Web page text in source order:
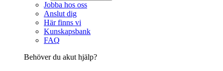
Jobba hos oss
Anslut dig
Här finns vi
Kunskapsbank
FAQ
Behöver du akut hjälp?